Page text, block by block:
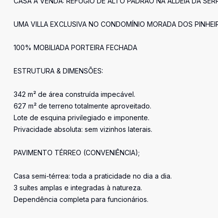
UMA VILLA EXCLUSIVA NO CONDOMÍNIO MORADA DOS
100% MOBILIADA PORTEIRA FECHADA
ESTRUTURA & DIMENSÕES:
342 m² de área construída impecável.
627 m² de terreno totalmente aproveitado.
Lote de esquina privilegiado e imponente.
Privacidade absoluta: sem vizinhos laterais.
PAVIMENTO TÉRREO (CONVENIÊNCIA);
Casa semi-térrea: toda a praticidade no dia a dia.
3 suítes amplas e integradas à natureza.
Dependência completa para funcionários.